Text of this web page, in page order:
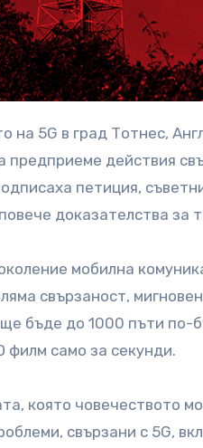
предприеме действия
петиция,
доказателства за
мобилна
свързаност,
бъде до 1000 пъти по-
филм само за секунди.
която човечеството
свързани с 5G,